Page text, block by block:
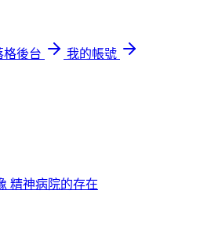
格後台
我的帳號
精神病院的存在